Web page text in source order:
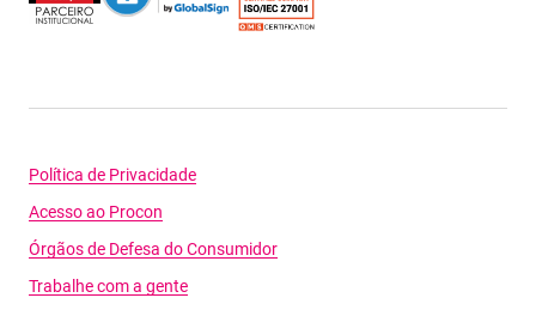
Política de Privacidade
Acesso ao Procon
Órgãos de Defesa do Consumidor
Trabalhe com a gente